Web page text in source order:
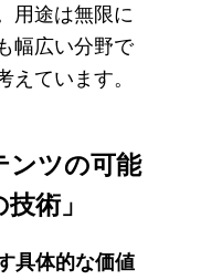
用途は無限に
幅広い分野で
ています。
ンツの可能
術」
具体的な価値